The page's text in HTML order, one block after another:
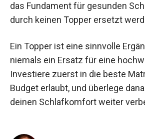
das Fundament für gesunden
durch keinen Topper ersetzt
Ein Topper ist eine sinnvolle
niemals ein Ersatz für eine
Investiere zuerst in die beste
Budget erlaubt, und überlege
deinen Schlafkomfort weiter